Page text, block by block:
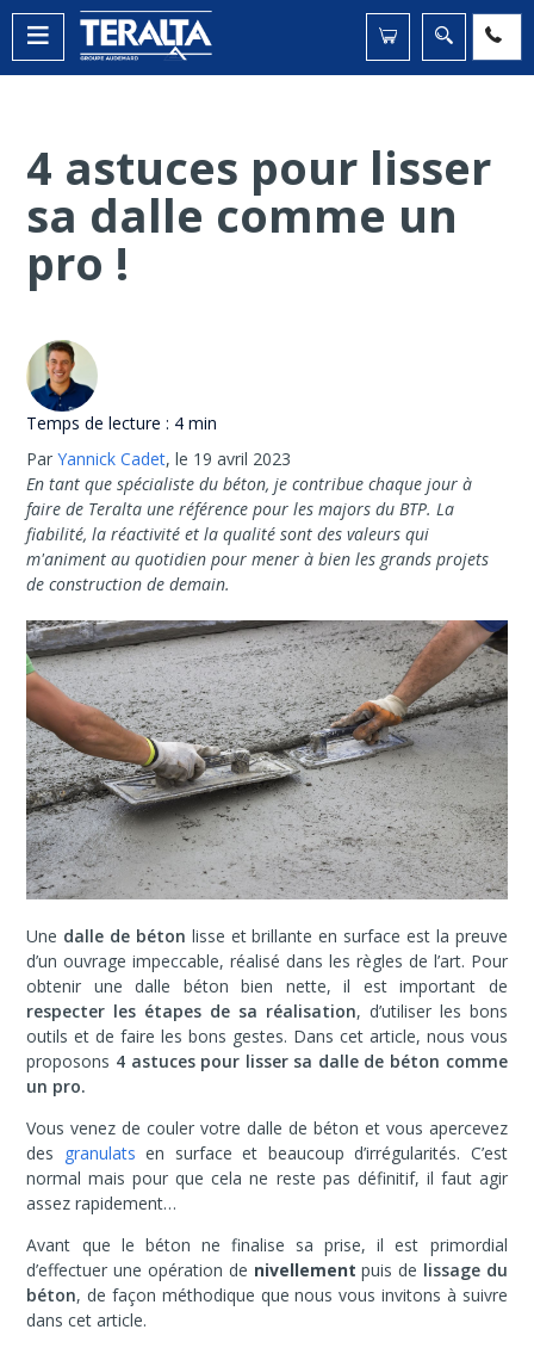
4 astuces pour lisser
sa dalle comme un
pro !
Temps de lecture : 4 min
ParYannick Cadet,le 19 avril 2023
En tant que spécialiste du béton, je contribue chaque jour à
faire de Teralta une référence pour les majors du BTP. La
fiabilité, la réactivité et la qualité sont des valeurs qui
m'animent au quotidien pour mener à bien les grands projets
de construction de demain.
Une dalle de béton lisse et brillante en surface est la preuve
d’un ouvrage impeccable, réalisé dans les règles de l’art. Pour
obtenir une dalle béton bien nette, il est important de
respecter les étapes de sa réalisation, d’utiliser les bons
outils et de faire les bons gestes. Dans cet article, nous vous
proposons 4 astuces pour lisser sa dalle de béton comme
un pro.
Vous venez de couler votre dalle de béton et vous apercevez
des granulatsen surface et beaucoup d’irrégularités. C’est
normal mais pour que cela ne reste pas définitif, il faut agir
assez rapidement…
Avant que le béton ne finalise sa prise, il est primordial
d’effectuer une opération de nivellement puis de lissage du
béton, de façon méthodique que nous vous invitons à suivre
dans cet article.